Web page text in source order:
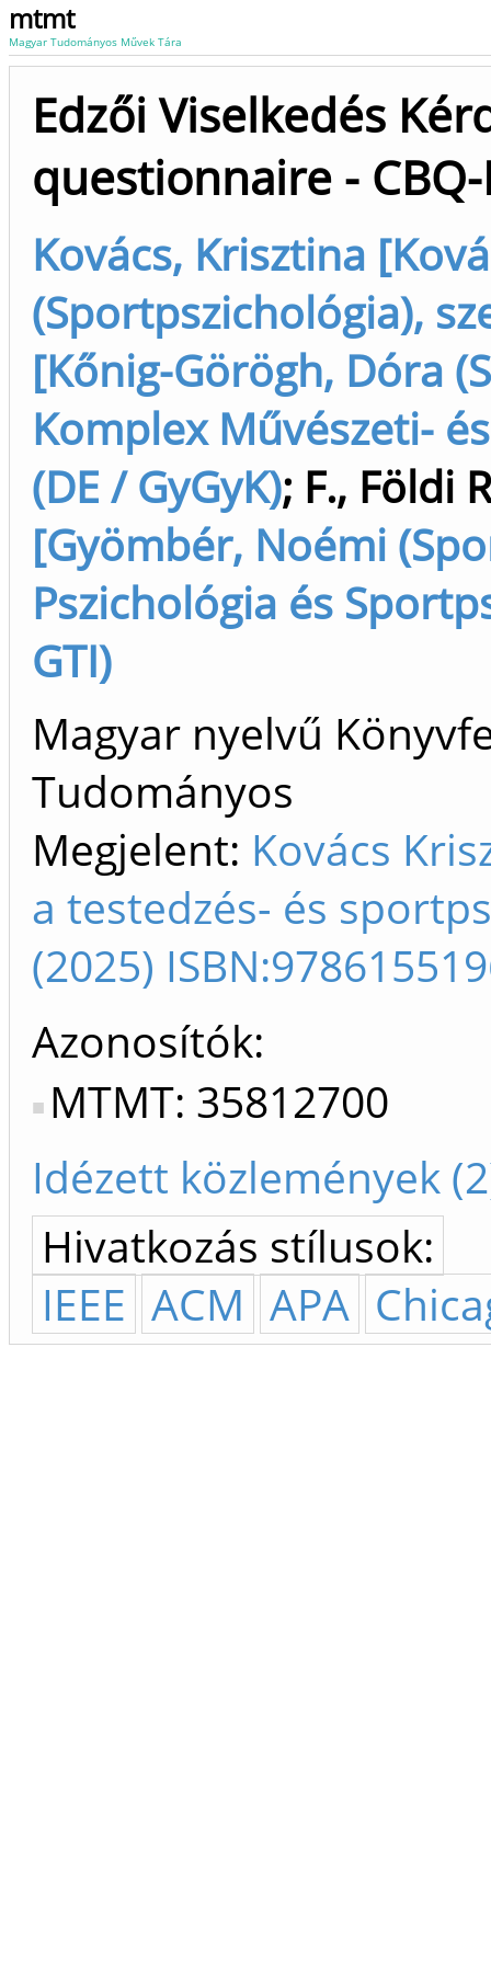
mtmt
Magyar Tudományos Művek Tára
Edzői Viselkedés
questionnaire -
Kovács, Krisztina
(Sportpszichológia),
[Kőnig-Görögh, Dóra
Komplex Művészeti-
(DE / GyGyK); F., Földi
[Gyömbér, Noémi
Pszichológia és
GTI)
Magyar nyelvű
Tudományos
Megjelent: Kovács
a testedzés- és
(2025)
Azonosítók
MTMT: 35812700
Idézett közlemények
Hivatkozás stílusok:
IEEE ACM APA